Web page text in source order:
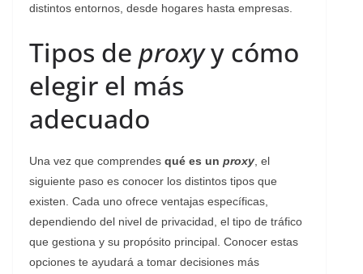
distintos entornos, desde hogares hasta empresas.
Tipos de proxyy cómo
elegir el más
adecuado
Una vez que comprendes qué es un proxy , el
siguiente paso es conocer los distintos tipos que
existen. Cada uno ofrece ventajas específicas,
dependiendo del nivel de privacidad, el tipo de tráfico
que gestiona y su propósito principal. Conocer estas
opciones te ayudará a tomar decisiones más